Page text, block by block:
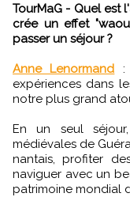
TourMaG - Quel est l'atout n°1 de votre région, l'endroit qui
crée un effet
passer un séjour ?
Anne Lenormand
expériences dans
notre plus grand
En un seul
médiévales de
nantais, profiter
naviguer avec un
patrimoine mondial